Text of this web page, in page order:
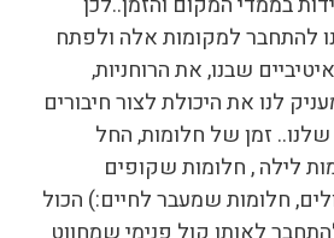
להתחבר למקומות אלה ולפתח
שבנו, את הרוחניות,
לנו את היכולת לצור חיבורים
זמן של חלומות, החל
לילה , חלומות שקופים
חלומות שמעבר לחיים:) הכול